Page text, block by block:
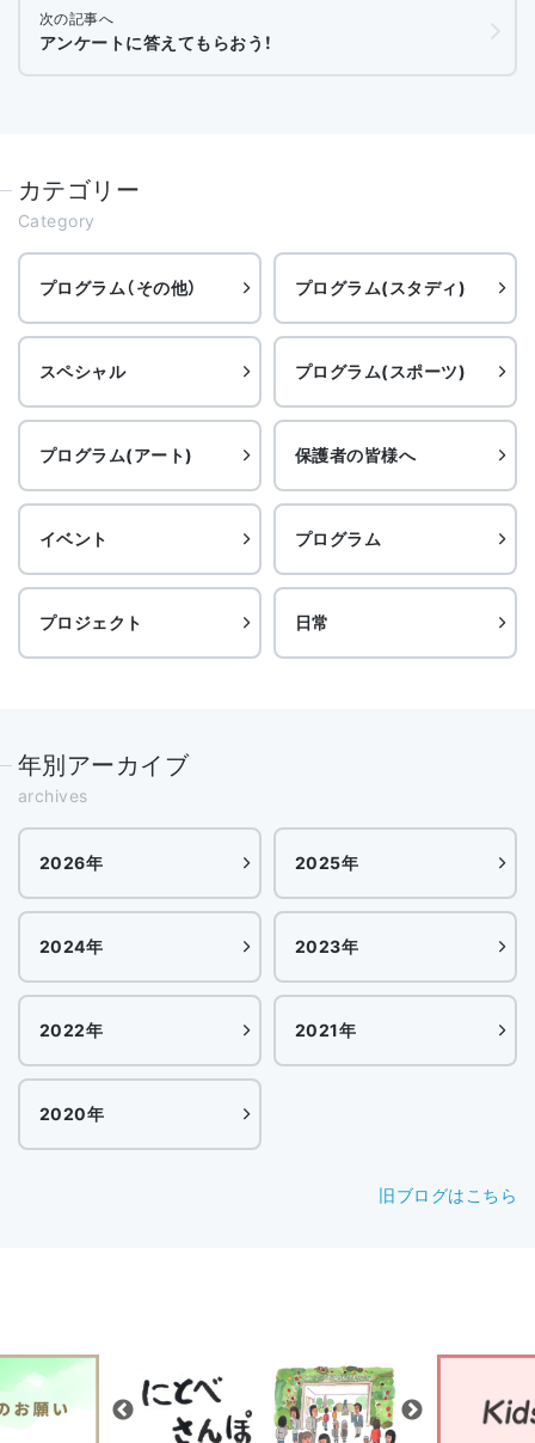
次の記事へ
アンケートに答えてもらおう！
カテゴリー
Category
プログラム（その他） プログラム(スタディ)
スペシャル プログラム(スポーツ)
プログラム(アート) 保護者の皆様へ
イベント プログラム
プロジェクト 日常
年別アーカイブ
archives
2026年 2025年
2024年 2023年
2022年 2021年
2020年
旧ブログはこちら